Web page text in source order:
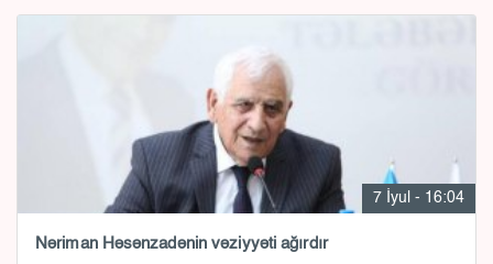
7 İyul - 16:04
Nəriman Həsənzadənin vəziyyəti ağırdır